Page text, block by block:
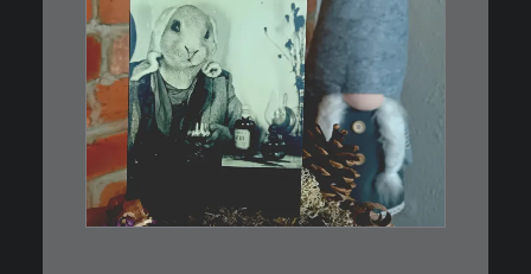
€3,00
Limitierte Auflage. Original:
Abzug von…